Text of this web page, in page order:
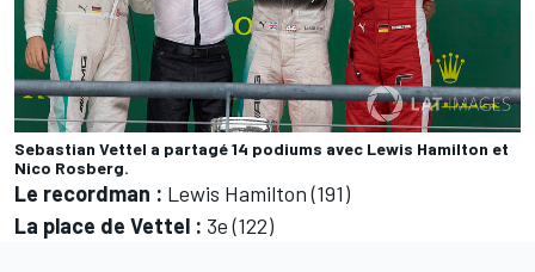
Sebastian Vettel a partagé 14 podiums avec Lewis Hamilton et
Nico Rosberg.
Le recordman : Lewis Hamilton (191)
La place de Vettel : 3e (122)